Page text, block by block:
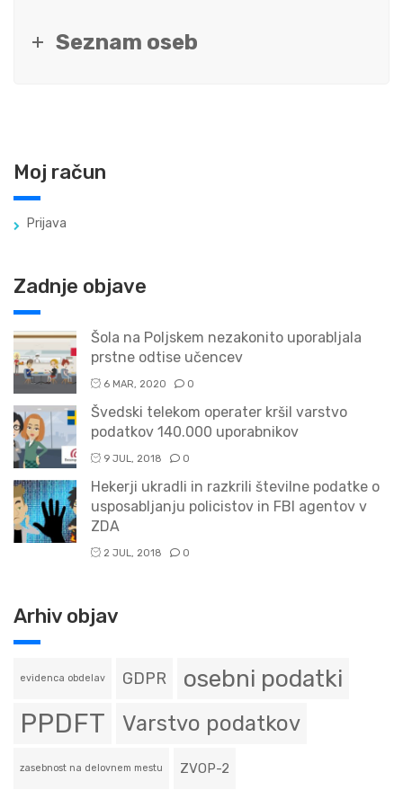
Seznam oseb
Moj račun
Prijava
Zadnje objave
Šola na Poljskem nezakonito uporabljala
prstne odtise učencev
6 MAR, 2020 0
Švedski telekom operater kršil varstvo
podatkov 140.000 uporabnikov
9 JUL, 2018 0
Hekerji ukradli in razkrili številne podatke o
usposabljanju policistov in FBI agentov v
ZDA
2 JUL, 2018 0
Arhiv objav
evidenca obdelav GDPR osebni podatki
PPDFT Varstvo podatkov
zasebnost na delovnem mestu ZVOP-2